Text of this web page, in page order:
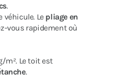
.
véhicule. Le pliage en
vous rapidement où
m². Le toit est
.